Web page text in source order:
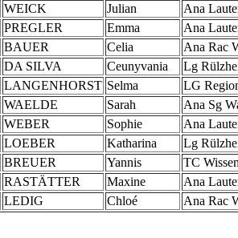
WEICK Julian
Ana
PREGLER Emma
Ana
BAUER Celia
Ana Rac
DA SILVA Ceunyvania
Lg
LANGENHORST Selma
LG
WAELDE Sarah
Ana Sg
WEBER Sophie
Ana
LOEBER Katharina
Lg
BREUER Yannis
TC
RASTÄTTER Maxine
Ana
LEDIG Chloé Ana Rac